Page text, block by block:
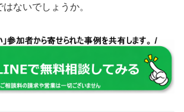
はないでしょうか。